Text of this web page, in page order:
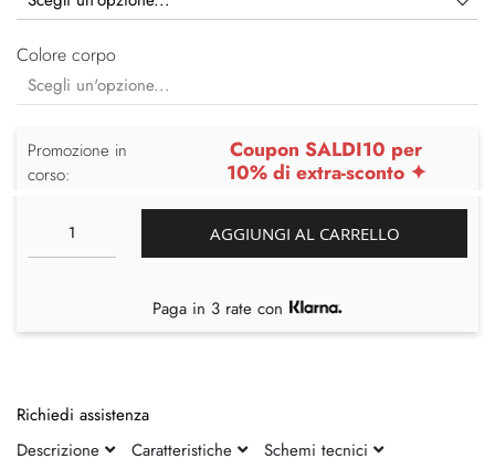
Colore corpo
Promozione in
corso:
Coupon SALDI10 per
10% di extra-sconto ✦
AGGIUNGI AL CARRELLO
Paga in 3 rate con
Richiedi assistenza
Descrizione
Caratteristiche Schemi tecnici